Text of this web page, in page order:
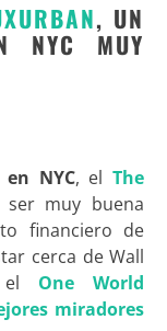
, UN
NYC MUY
NYC, elThe
ser muy buena
financiero de
cerca de Wall
el One World
miradores